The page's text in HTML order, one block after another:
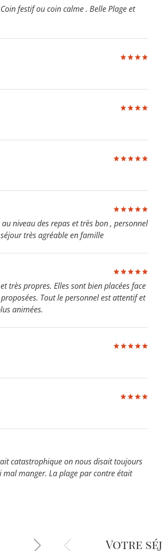
festif ou coin calme . Belle Plage et
niveau des repas et très bon , personnel
très agréable en famille
très propres. Elles sont bien placées face
Tout le personnel est attentif et
animées.
catastrophique on nous disait toujours
manger. La plage par contre était
Votre